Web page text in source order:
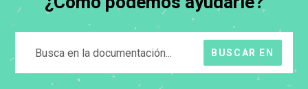
BUSCAR EN